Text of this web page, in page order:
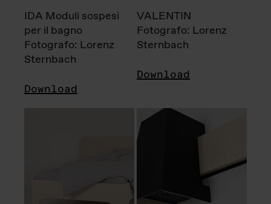
IDA Moduli sospesi
per il bagno
Fotografo: Lorenz
Sternbach
Download
VALENTIN
Fotografo: Lorenz
Sternbach
Download